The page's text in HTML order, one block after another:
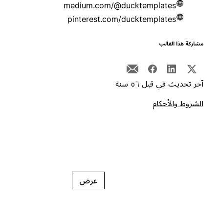
medium.com/@ducktemplates
pinterest.com/ducktemplates
هذا القالب
تحديث في قبل ٥٦ سنة
والأحكام
عرض